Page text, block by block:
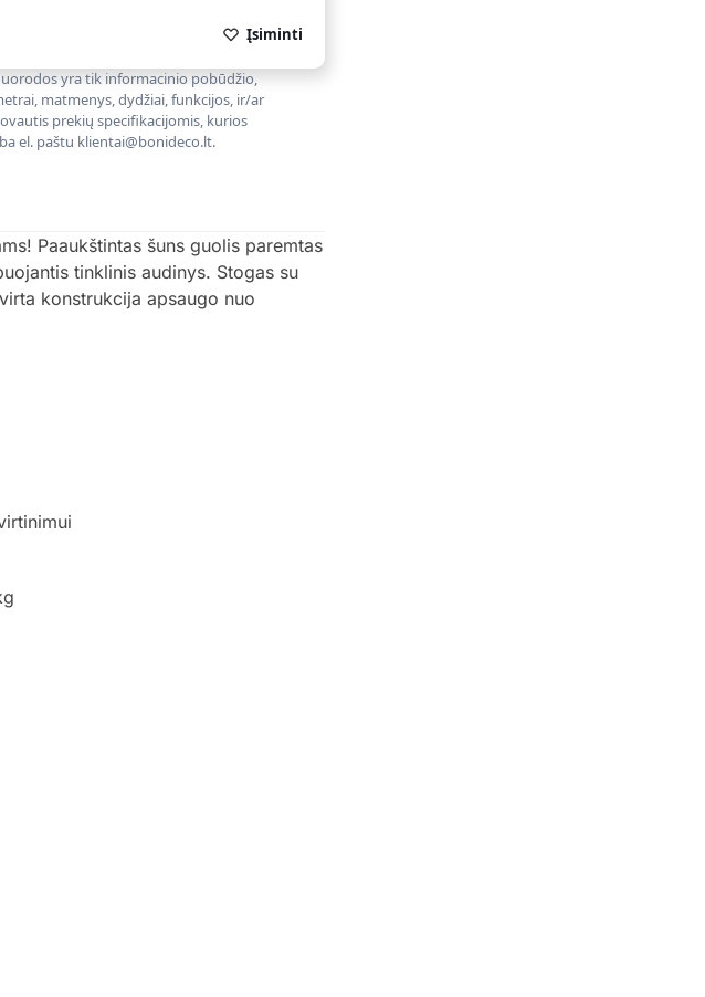
Įsiminti
yra tik informacinio pobūdžio,
matmenys, dydžiai, funkcijos, ir/ar
prekių specifikacijomis, kurios
el. paštu klientai@bonideco.lt.
Paaukštintas šuns guolis paremtas
tinklinis audinys. Stogas su
konstrukcija apsaugo nuo